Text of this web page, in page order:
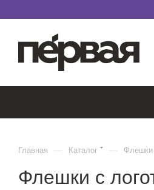
Главная — Каталог — Флешки
Флешки с